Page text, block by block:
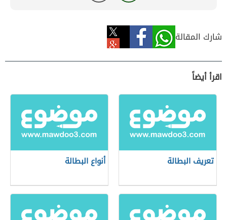
شارك المقالة
اقرأ أيضاً
تعريف البطالة أنواع البطالة